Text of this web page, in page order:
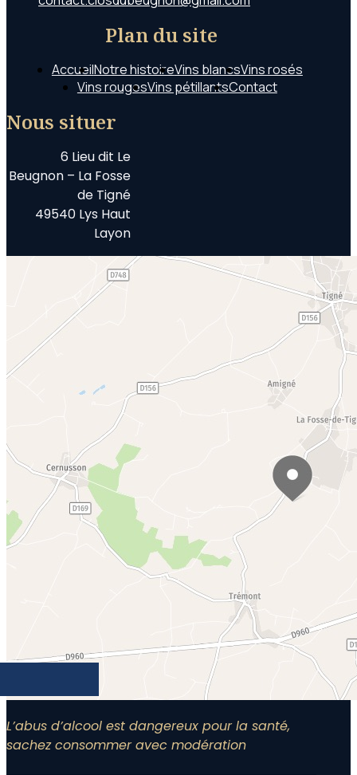
Plan du site
AccueilNotre histoireVins blancsVins rosés
Vins rougesVins pétillantsContact
Nous situer
6 Lieu dit Le
Beugnon – La Fosse
de Tigné
49540 Lys Haut
Layon
L’abus d’alcool est dangereux pour la santé,
sachez consommer avec modération